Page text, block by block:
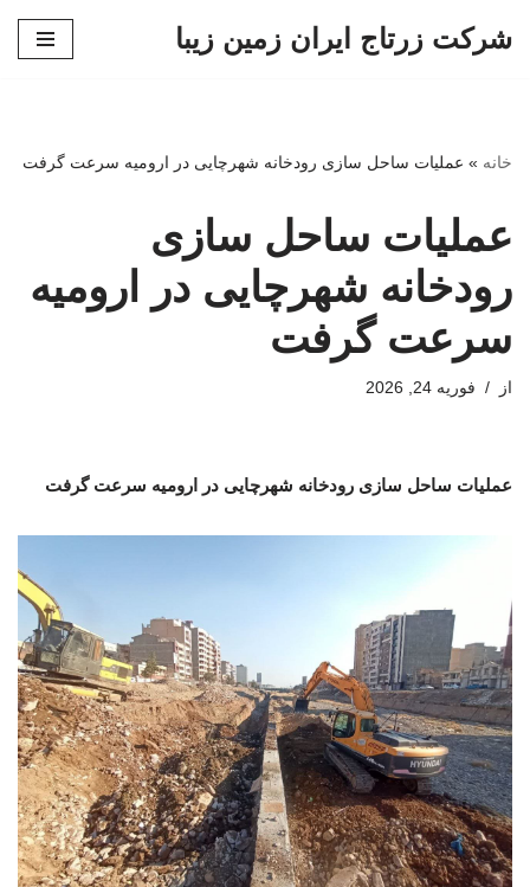
شرکت زرتاج ایران زمین زیبا
خانه » عملیات ساحل سازی رودخانه شهرچایی در ارومیه سرعت گرفت
عملیات ساحل سازی
رودخانه شهرچایی در ارومیه
سرعت گرفت
از فوریه 24, 2026
عملیات ساحل سازی رودخانه شهرچایی در ارومیه سرعت گرفت